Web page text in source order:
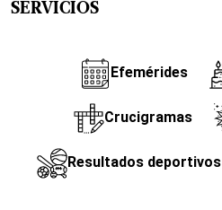
SERVICIOS
Efemérides
Crucigramas
Resultados deportivos